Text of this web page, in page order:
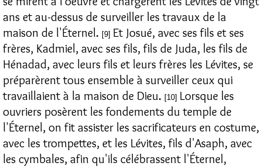
ans et au-dessus de surveiller les travaux de la
maison de l'Éternel. [9] Et Josué, avec ses fils et ses
frères, Kadmiel, avec ses fils, fils de Juda, les fils de
Hénadad, avec leurs fils et leurs frères les Lévites, se
préparèrent tous ensemble à surveiller ceux qui
travaillaient à la maison de Dieu. [10] Lorsque les
ouvriers posèrent les fondements du temple de
l'Éternel, on fit assister les sacrificateurs en costume,
avec les trompettes, et les Lévites, fils d'Asaph, avec
les cymbales, afin qu'ils célébrassent l'Éternel,